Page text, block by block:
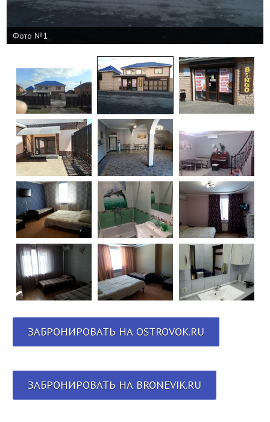
Фото №1
ЗАБРОНИРОВАТЬ НА OSTROVOK.RU
ЗАБРОНИРОВАТЬ НА BRONEVIK.RU